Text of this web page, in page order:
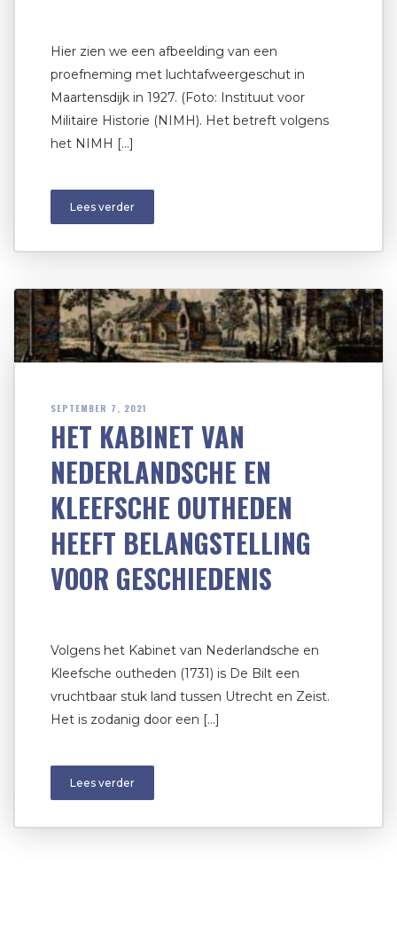
Hier zien we een afbeelding van een
proefneming met luchtafweergeschut in
Maartensdijk in 1927. (Foto: Instituut voor
Militaire Historie (NIMH). Het betreft volgens
het NIMH […]
Lees verder
SEPTEMBER 7, 2021
HET KABINET VAN
NEDERLANDSCHE EN
KLEEFSCHE OUTHEDEN
HEEFT BELANGSTELLING
VOOR GESCHIEDENIS
Volgens het Kabinet van Nederlandsche en
Kleefsche outheden (1731) is De Bilt een
vruchtbaar stuk land tussen Utrecht en Zeist.
Het is zodanig door een […]
Lees verder